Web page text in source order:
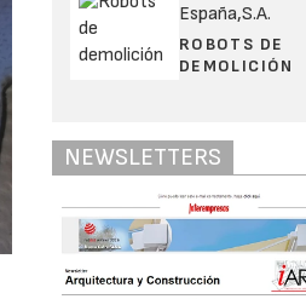
España,S.A.
ROBOTS DE
DEMOLICIÓN
NEWSLETTERS